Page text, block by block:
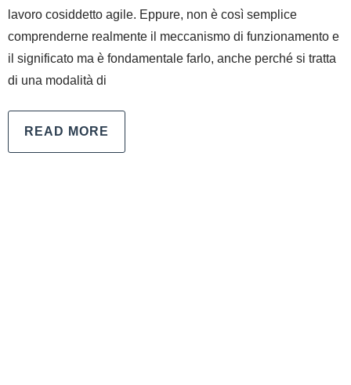
lavoro cosiddetto agile. Eppure, non è così semplice
comprenderne realmente il meccanismo di funzionamento e
il significato ma è fondamentale farlo, anche perché si tratta
di una modalità di
READ MORE